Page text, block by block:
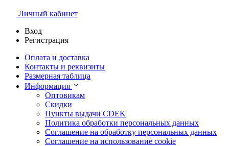
Личный кабинет
Вход
Регистрация
Оплата и доставка
Контакты и реквизиты
Размерная таблица
Информация
Оптовикам
Скидки
Пункты выдачи CDEK
Политика обработки персональных данных
Соглашение на обработку персональных данных
Соглашение на использование cookie